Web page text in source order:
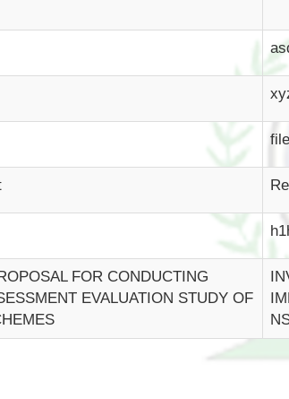
file
FOR CONDUCTING
EVALUATION STUDY OF